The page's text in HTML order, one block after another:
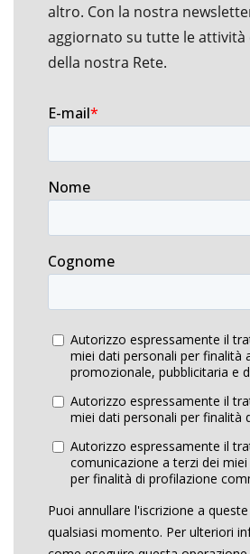
altro. Con la nostra
aggiornato su tutte le attività
della nostra Rete.